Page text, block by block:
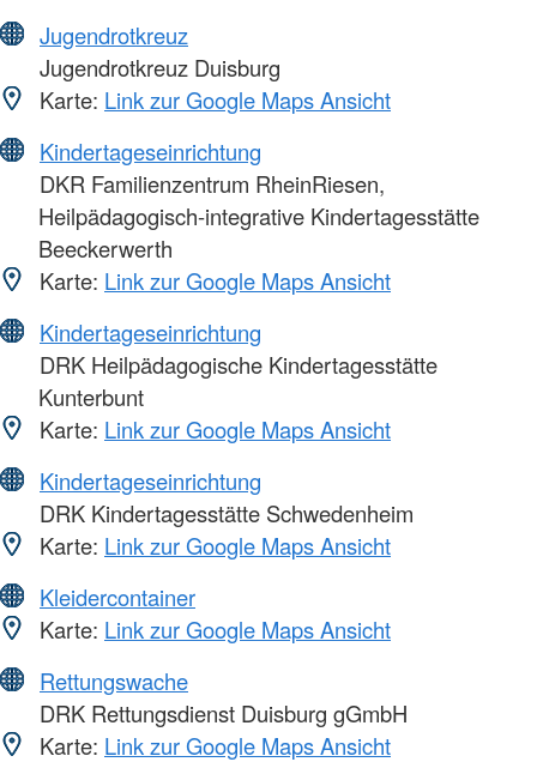
Jugendrotkreuz
Jugendrotkreuz Duisburg
Karte: Link zur Google Maps Ansicht
Kindertageseinrichtung
DKR Familienzentrum RheinRiesen,
Heilpädagogisch-integrative Kindertagesstätte
Beeckerwerth
Karte: Link zur Google Maps Ansicht
Kindertageseinrichtung
DRK Heilpädagogische Kindertagesstätte
Kunterbunt
Karte: Link zur Google Maps Ansicht
Kindertageseinrichtung
DRK Kindertagesstätte Schwedenheim
Karte: Link zur Google Maps Ansicht
Kleidercontainer
Karte: Link zur Google Maps Ansicht
Rettungswache
DRK Rettungsdienst Duisburg gGmbH
Karte: Link zur Google Maps Ansicht